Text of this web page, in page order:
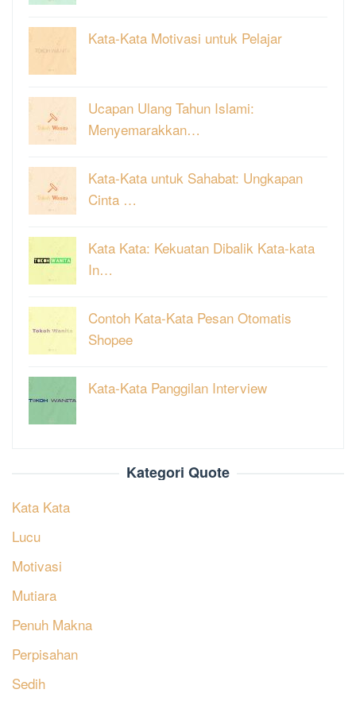
Kata-Kata Motivasi untuk Pelajar
Ucapan Ulang Tahun Islami:
Menyemarakkan…
Kata-Kata untuk Sahabat: Ungkapan
Cinta …
Kata Kata: Kekuatan Dibalik Kata-kata
In…
Contoh Kata-Kata Pesan Otomatis
Shopee
Kata-Kata Panggilan Interview
Kategori Quote
Kata Kata
Lucu
Motivasi
Mutiara
Penuh Makna
Perpisahan
Sedih